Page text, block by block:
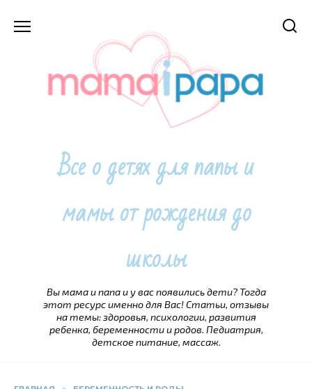
Все о детях для папы и
мамы от рождения до
школы
Вы мама и папа и у вас появились дети? Тогда
этот ресурс именно для Вас! Статьи, отзывы
на темы: здоровья, психологии, развития
ребенка, беременности и родов. Педиатрия,
детское питание, массаж.